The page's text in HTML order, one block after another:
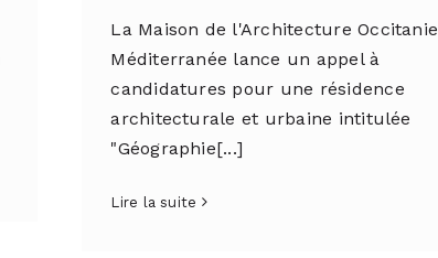
La Maison de l'Architecture Occitanie
Méditerranée lance un appel à
candidatures pour une résidence
architecturale et urbaine intitulée
"Géographie[...]
Lire la suite